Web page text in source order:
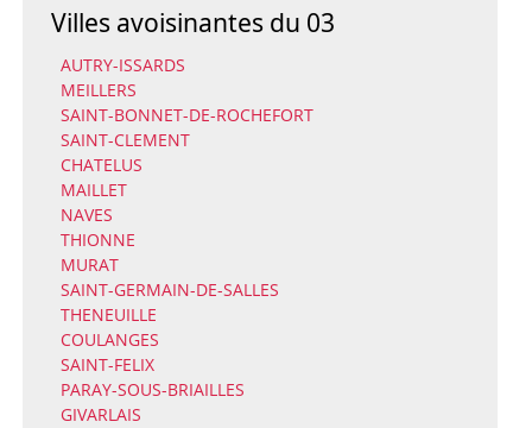
Villes avoisinantes du 03
AUTRY-ISSARDS
MEILLERS
SAINT-BONNET-DE-ROCHEFORT
SAINT-CLEMENT
CHATELUS
MAILLET
NAVES
THIONNE
MURAT
SAINT-GERMAIN-DE-SALLES
THENEUILLE
COULANGES
SAINT-FELIX
PARAY-SOUS-BRIAILLES
GIVARLAIS